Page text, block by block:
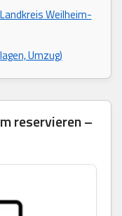
Weilheim-
Umzug)
reservieren –